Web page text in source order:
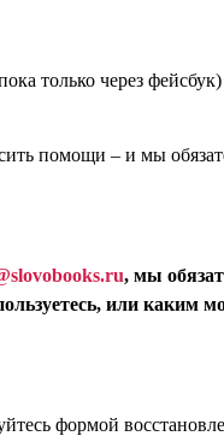
только через фейсбук)
помощи – и мы
, мы
или каким
формой